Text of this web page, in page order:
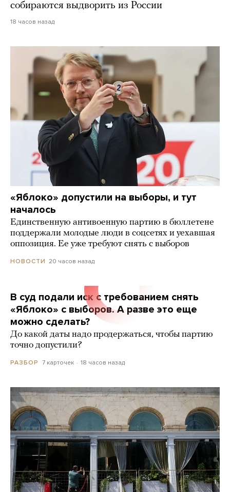
собираются выдворить из России
18 часов назад
«Яблоко» допустили на выборы, и тут
началось
Единственную антивоенную партию в бюллетене
поддержали молодые люди в соцсетях и уехавшая
оппозиция. Ее уже требуют снять с выборов
НОВОСТИ 20 часов назад
В суд подали иск с требованием снять
«Яблоко» с выборов. А разве это еще
можно сделать?
До какой даты надо продержаться, чтобы партию
точно допустили?
РАЗБОР 7 карточек 18 часов назад